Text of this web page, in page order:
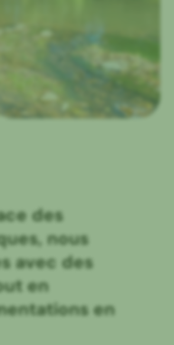
des
nous
avec des
en
en